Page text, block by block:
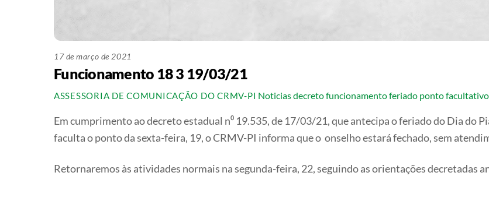
17 de março de 2021
Funcionamento 18 3 19/03/21
ASSESSORIA DE COMUNICAÇÃO DO CRMV-PI Noticiasdecreto funcionamento feriado ponto
Em cumprimento ao decreto estadual n⁰ 19.535, de 17/03/21, que antecipa o feriado do Dia do
faculta o ponto da sexta-feira, 19, o CRMV-PI informa que o onselho estará fechado, sem
Retornaremos às atividades normais na segunda-feira, 22, seguindo as orientações decretadas